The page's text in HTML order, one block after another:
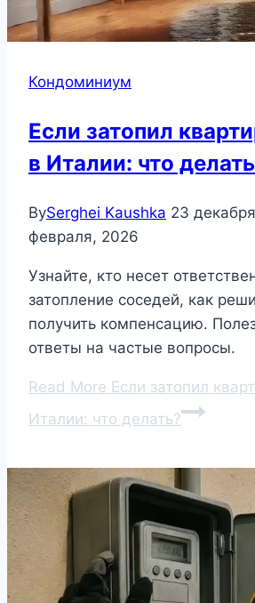
Кондоминиум
Если затопил
в Италии: что
BySerghei Kaushka 23
февраля, 2026
Узнайте, кто несет
затопление соседей, как
получить компенсацию.
ответы на частые вопросы.
Read More Если затопил
Италии: что делать?